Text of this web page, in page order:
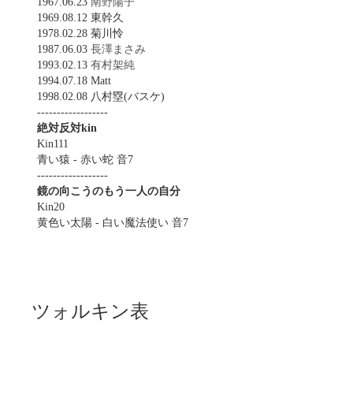
1969.08.12 東幹久
1978.02.28 菊川怜
1987.06.03 長澤まさみ
1993.02.13 有村架純
1994.07.18 Matt
1998.02.08 八村塁(バスケ)
------------------
絶対反対kin
Kin111
青い猿 - 赤い蛇 音7
------------------
鏡の向こうのもう一人の自分
Kin20
黄色い太陽 - 白い魔法使い 音7
ツォルキン表